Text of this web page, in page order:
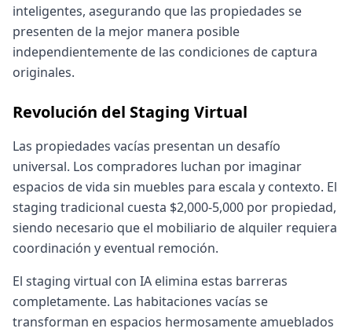
inteligentes, asegurando que las propiedades se
presenten de la mejor manera posible
independientemente de las condiciones de captura
originales.
Revolución del Staging Virtual
Las propiedades vacías presentan un desafío
universal. Los compradores luchan por imaginar
espacios de vida sin muebles para escala y contexto. El
staging tradicional cuesta $2,000-5,000 por propiedad,
siendo necesario que el mobiliario de alquiler requiera
coordinación y eventual remoción.
El staging virtual con IA elimina estas barreras
completamente. Las habitaciones vacías se
transforman en espacios hermosamente amueblados